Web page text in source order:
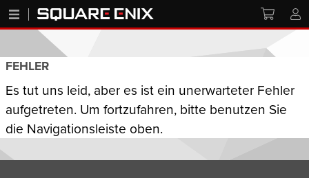
FEHLER
Es tut uns leid, aber es ist ein unerwarteter Fehler
aufgetreten. Um fortzufahren, bitte benutzen Sie
die Navigationsleiste oben.